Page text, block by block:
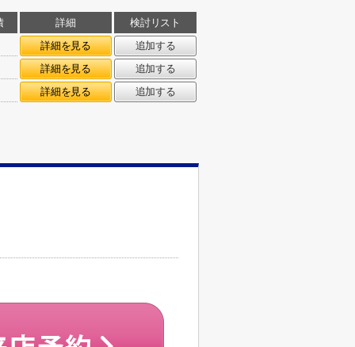
詳細
検討リスト
詳細を見る
追加する
詳細を見る
追加する
詳細を見る 追加する